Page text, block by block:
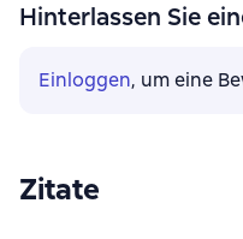
Hinterlassen Sie
Einloggen, um eine
Zitate